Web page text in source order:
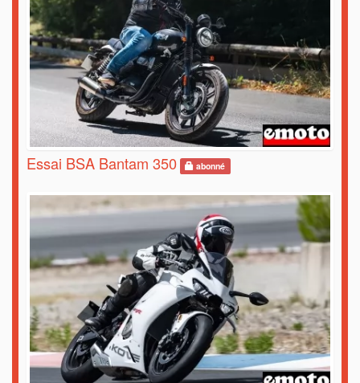
Essai BSA Bantam 350 abonné